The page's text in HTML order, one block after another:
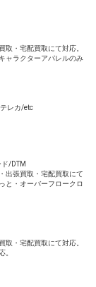
・宅配買取にて対応。
ャラクターアパレルのみ
レカ/etc
/DTM
出張買取・宅配買取にて
と・オーバーフロークロ
・宅配買取にて対応。
。